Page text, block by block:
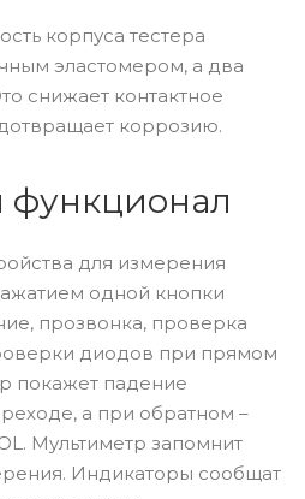
корпуса тестера
эластомером, а два
снижает контактное
коррозию.
функционал
для измерения
одной кнопки
прозвонка, проверка
диодов при прямом
покажет падение
а при обратном –
Мультиметр запомнит
Индикаторы сообщат